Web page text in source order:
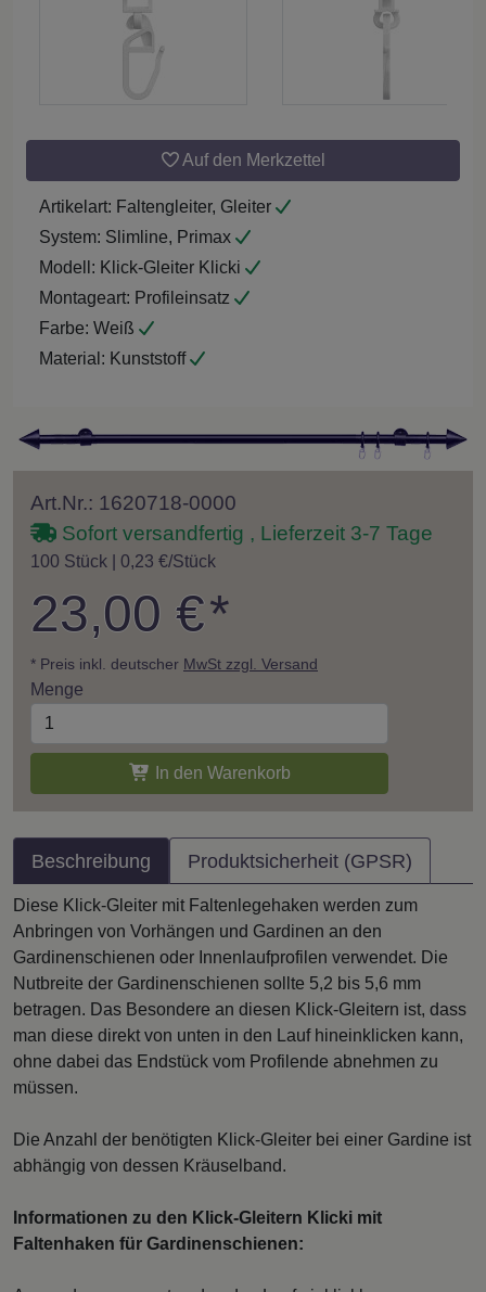
Auf den Merkzettel
Artikelart: Faltengleiter, Gleiter
System: Slimline, Primax
Modell: Klick-Gleiter Klicki
Montageart: Profileinsatz
Farbe: Weiß
Material: Kunststoff
Art.Nr.: 1620718-0000
Sofort versandfertig , Lieferzeit 3-7 Tage
100 Stück | 0,23 €/Stück
23,00 €*
* Preis inkl. deutscher MwSt zzgl. Versand
Menge
In den Warenkorb
Beschreibung Produktsicherheit (GPSR)
Diese Klick-Gleiter mit Faltenlegehaken werden zum
Anbringen von Vorhängen und Gardinen an den
Gardinenschienen oder Innenlaufprofilen verwendet. Die
Nutbreite der Gardinenschienen sollte 5,2 bis 5,6 mm
betragen. Das Besondere an diesen Klick-Gleitern ist, dass
man diese direkt von unten in den Lauf hineinklicken kann,
ohne dabei das Endstück vom Profilende abnehmen zu
müssen.
Die Anzahl der benötigten Klick-Gleiter bei einer Gardine ist
abhängig von dessen Kräuselband.
Informationen zu den Klick-Gleitern Klicki mit
Faltenhaken für Gardinenschienen: